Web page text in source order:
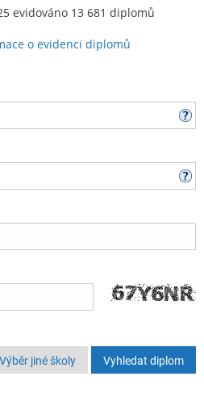
evidováno 13 681 diplomů
o evidenci diplomů
Výběr jiné školy